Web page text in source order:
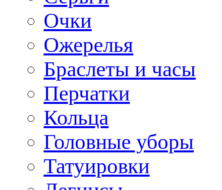
Очки
Ожерелья
Браслеты и часы
Перчатки
Кольца
Головные уборы
Татуировки